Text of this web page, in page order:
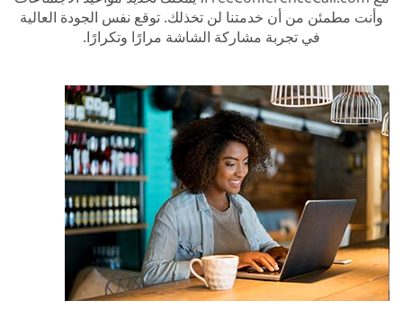
وأنت مطمئن من أن خدمتنا لن تخذلك. توقع نفس الجودة العالية
في تجربة مشاركة الشاشة مرارًا وتكرارًا.